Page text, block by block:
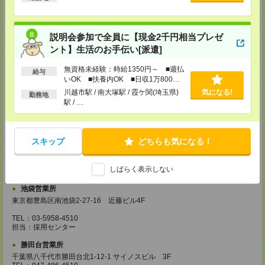
説明会参加で全員に【現金2千円相当プレゼ
ント】生活のお手伝い[派遣]
給与
無資格未経験：時給1350円～ ■週払
いOK ■扶養内OK ■日収1万800円
以上
勤務地
川越市駅 / 南大塚駅 / 霞ケ関(埼玉県)
駅 / …
気になる!
スキップ どちらも気になる！
しばらく表示しない
TEL：048-990-4510
担当：採用センター
錦糸町営業所
東京都墨田区江東橋4-19-3 錦糸町ミハマビル 3F
TEL：03-5669-4522
担当：採用センター
新宿営業所
東京都新宿区西新宿1-8-1 新宿ビルディング5Ｆ
TEL：03-6911-4510
担当：採用センター
立川営業所
東京都立川市曙町2-31-15 日住金立川ビル3F
池袋営業所
東京都豊島区南池袋2-27-16 近藤ビル4F
TEL：03-5958-4510
担当：採用センター
勝田台営業所
千葉県八千代市勝田台北1-12-1 サイノスビル 3F